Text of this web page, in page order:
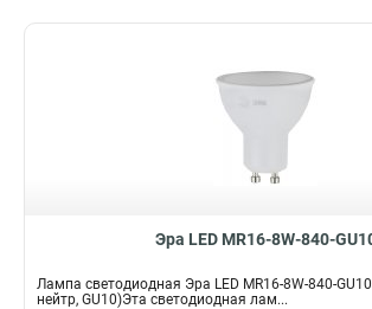
Эра LED MR16-8W-840-
Лампа светодиодная Эра LED MR16-8W-840-
нейтр, GU10)Эта светодиодная лам...